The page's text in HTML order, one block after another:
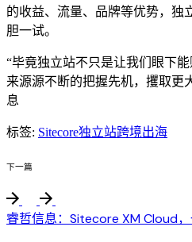
的收益、流量、品牌等优势，独
胆一试。
“毕竟独立站不只是让我们眼下
来源源不断的把握先机，攫取
息
标签: Sitecore独立站跨境出海
下一篇
睿哲信息：Sitecore XM Cloud